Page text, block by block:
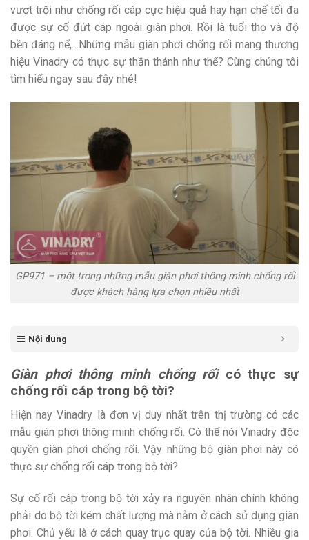
vượt trội như chống rối cáp cực hiệu quả hay hạn chế tối đa
được sự cố đứt cáp ngoài giàn phơi. Rồi là tuổi thọ và độ
bền đáng nể,…Những mẫu giàn phơi chống rối mang thương
hiệu Vinadry có thực sự thần thánh như thế? Cùng chúng tôi
tìm hiểu ngay sau đây nhé!
GP971 – một trong những mẫu giàn phơi thông minh chống rối
được khách hàng lựa chọn nhiều nhất
Nội dung
Giàn phơi thông minh chống rốicó thực sự
chống rối cáp trong bộ tời?
Hiện nay Vinadry là đơn vị duy nhất trên thị trường có các
mẫu giàn phơi thông minh chống rối. Có thể nói Vinadry độc
quyền giàn phơi chống rối. Vậy những bộ giàn phơi này có
thực sự chống rối cáp trong bộ tời?
Sự cố rối cáp trong bộ tời xảy ra nguyên nhân chính không
phải do bộ tời kém chất lượng mà nằm ở cách sử dụng giàn
phơi. Chủ yếu là ở cách quay trục quay của bộ tời. Nhiều gia